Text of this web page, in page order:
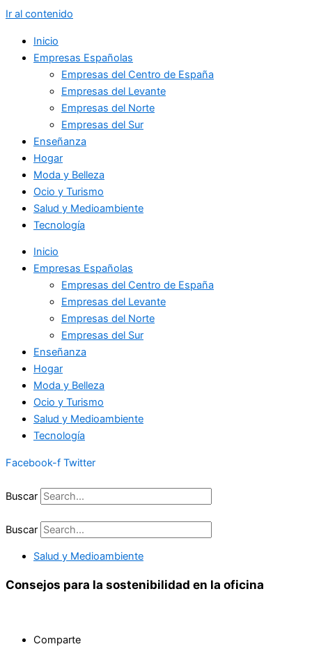
Ir al contenido
Inicio
Empresas Españolas
Empresas del Centro de España
Empresas del Levante
Empresas del Norte
Empresas del Sur
Enseñanza
Hogar
Moda y Belleza
Ocio y Turismo
Salud y Medioambiente
Tecnología
Inicio
Empresas Españolas
Empresas del Centro de España
Empresas del Levante
Empresas del Norte
Empresas del Sur
Enseñanza
Hogar
Moda y Belleza
Ocio y Turismo
Salud y Medioambiente
Tecnología
Facebook-f Twitter
Buscar
Buscar
Salud y Medioambiente
Consejos para la sostenibilidad en la oficina
Comparte